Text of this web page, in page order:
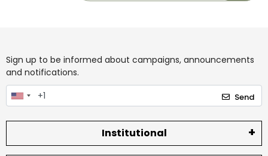
Sign up to be informed about campaigns, announcements
and notifications.
Send
Institutional